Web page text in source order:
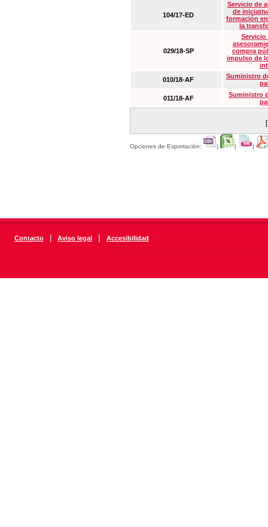
104/17-ED
Servicio de
de
formación
la
029/18-SP
Servicio
compra
impulso de
010/18-AF
Suministro
011/18-AF
Suministro
Opciones de Exportación: | | |
Contacto | Aviso legal | Accesibilidad